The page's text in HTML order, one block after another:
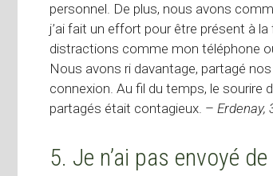
personnel. De plus, nous avons
j’ai fait un effort pour être présent à
distractions comme mon téléphone
Nous avons ri davantage, partagé
connexion. Au fil du temps, le
partagés était contagieux. – Erdenay,
5. Je n’ai pas envoyé